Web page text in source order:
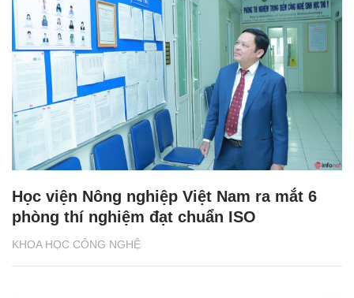
KHOA HỌC CÔNG NGHỆ
Học viện Nông nghiệp Việt Nam ra mắt 6
phòng thí nghiệm đạt chuẩn ISO